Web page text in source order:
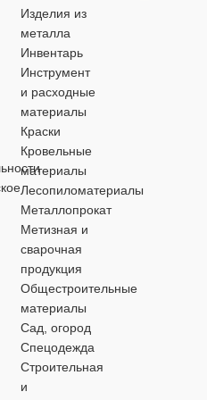
ВИД РАБОТ
для внутренних
работ,для наружных
работ
банка
ЦВЕТ
коричневый
МАТЕРИАЛ
Изделия из
металла
Инвентарь
Инструмент
и расходные
материалы
Краски
Кровельные
материалы
Лесопиломатериалы
Металлопрокат
Метизная и
сварочная
продукция
Общестроительные
материалы
Сад, огород
Спецодежда
Строительная
и